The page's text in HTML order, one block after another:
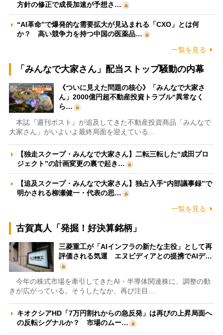
方針の修正で成長加速が予想さ…
“AI革命”で爆発的な需要拡大が見込まれる「CXO」とは何
か？ 高い競争力を持つ中国の医薬品…
一覧を見る
「みんなで大家さん」配当ストップ騒動の内幕
《ついに見えた問題の核心》「みんなで大家さ
ん」2000億円超不動産投資トラブル“異常なく
ら…
本誌『週刊ポスト』が追及してきた不動産投資商品「みんなで
大家さん」がいよいよ最終局面を迎えている…
【独走スクープ・みんなで大家さん】二転三転した“成田プロ
ジェクト”の計画変更の裏で起き…
【追及スクープ・みんなで大家さん】独占入手“内部議事録”で
明かされる柳瀬健一・代表の思…
一覧を見る
古賀真人「発掘！好決算銘柄」
三菱重工が「AIインフラの新たな主役」として再
評価される気運 エヌビディアとの提携でAIデ…
今年の株式市場を牽引してきたAI・半導体関連株に、調整の動
きが広がっている。そうしたなか、再び注目…
キオクシアHD「7万円割れからの急反発」は再びの上昇局面へ
の反転シグナルか？ 市場のムー…